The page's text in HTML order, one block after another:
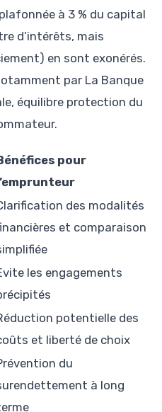
à 3 % du capital
d’intérêts, mais
en sont exonérés.
par La Banque
équilibre protection du
pour
des modalités
et comparaison
les engagements
potentielle des
et liberté de choix
du
à long